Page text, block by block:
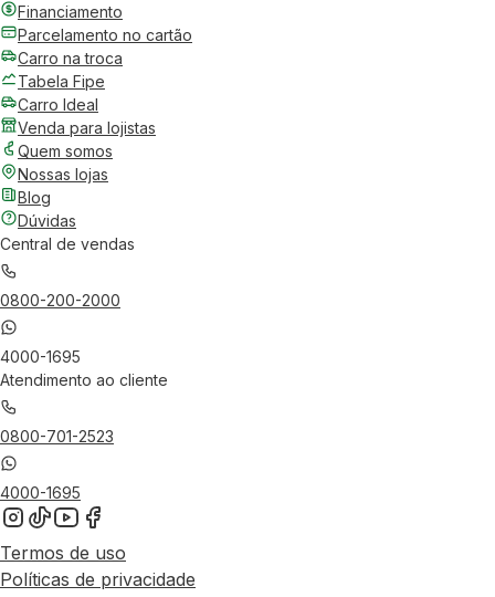
Financiamento
Parcelamento no cartão
Carro na troca
Tabela Fipe
Carro Ideal
Venda para lojistas
Quem somos
Nossas lojas
Blog
Dúvidas
Central de vendas
0800-200-2000
4000-1695
Atendimento ao cliente
0800-701-2523
4000-1695
Termos de uso
Políticas de privacidade